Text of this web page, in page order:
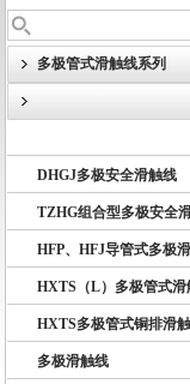
扬州市天翔电气有限公司
多极管式滑触线系列
DHG多极滑触线
DHGJ多极安全滑触线
TZHG组合型多极安全
HFP、HFJ导管式多极
HXTS（L）多极管式滑
HXTS多极管式铜排滑
多极滑触线